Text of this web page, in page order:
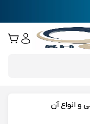
و انواع آن